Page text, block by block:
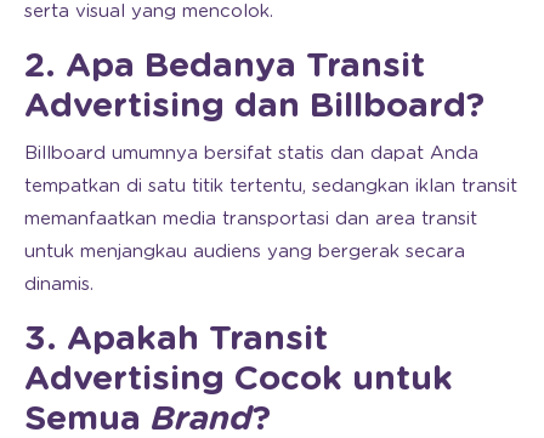
serta visual yang mencolok.
2. Apa Bedanya Transit
Advertising dan Billboard?
Billboard umumnya bersifat statis dan dapat Anda
tempatkan di satu titik tertentu, sedangkan iklan transit
memanfaatkan media transportasi dan area transit
untuk menjangkau audiens yang bergerak secara
dinamis.
3. Apakah Transit
Advertising Cocok untuk
Semua Brand?